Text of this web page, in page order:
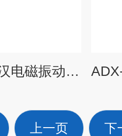
ADX-ZD-50武汉电磁振动试验台
上一页 下